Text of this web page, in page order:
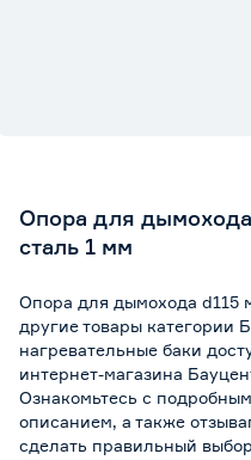
Опора для
сталь 1 мм
Опора для дымохода d115
другие товары категории
нагревательные баки
интернет-магазина
Ознакомьтесь с
описанием, а также
сделать правильный